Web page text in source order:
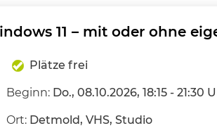
11 – mit oder ohne
Plätze frei
Beginn: Do., 08.10.2026, 18:15 - 21:30
Ort: Detmold, VHS, Studio